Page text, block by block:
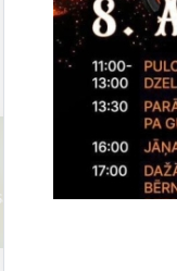
savā e-